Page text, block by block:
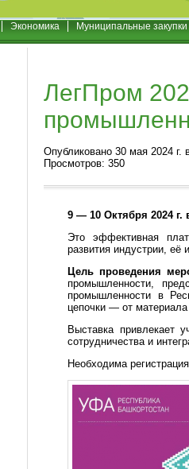
Экономика
Муниципальные закупки
ЛегПром
Опубликовано 30 мая 2024 г.
Просмотров: 350
9 — 10 Октября 2024
Это эффективная
развития индустрии, её
Цель проведения
промышленности,
промышленности в
цепочки — от материала
Выставка привлекает
сотрудничества и
Необходима